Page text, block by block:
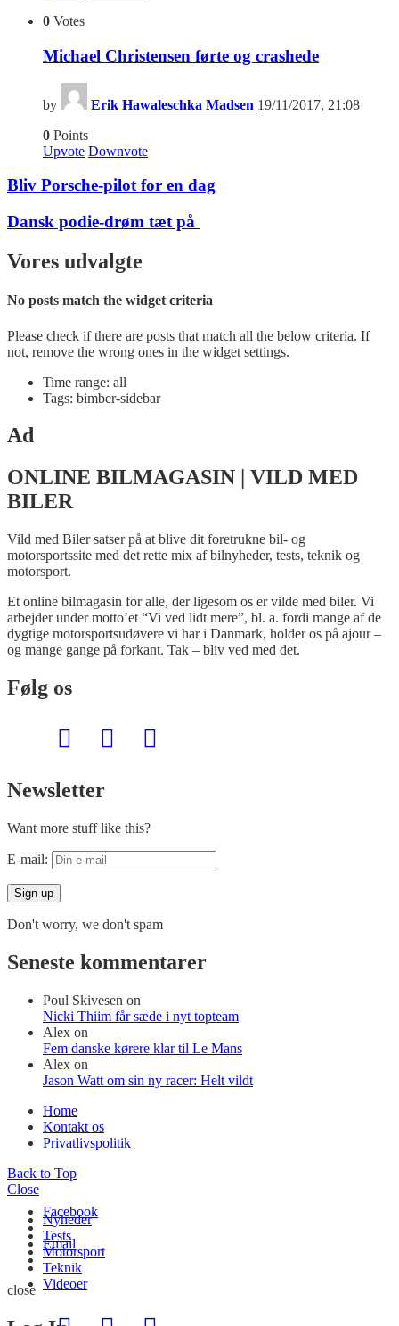
0 Votes
Michael Christensen førte og crashede
by Erik Hawaleschka Madsen 19/11/2017, 21:08
0 Points
Upvote Downvote
Bliv Porsche-pilot for en dag
Dansk podie-drøm tæt på
Vores udvalgte
No posts match the widget criteria
Please check if there are posts that match all the below criteria. If
not, remove the wrong ones in the widget settings.
Time range: all
Tags: bimber-sidebar
Ad
ONLINE BILMAGASIN | VILD MED
BILER
Vild med Biler satser på at blive dit foretrukne bil- og
motorsportssite med det rette mix af bilnyheder, tests, teknik og
motorsport.
Et online bilmagasin for alle, der ligesom os er vilde med biler. Vi
arbejder under motto’et “Vi ved lidt mere”, bl. a. fordi mange af de
dygtige motorsportsudøvere vi har i Danmark, holder os på ajour –
og mange gange på forkant. Tak – bliv ved med det.
Følg os
Newsletter
Want more stuff like this?
E-mail:
Don't worry, we don't spam
Seneste kommentarer
Poul Skivesen on
Nicki Thiim får sæde i nyt topteam
Alex on
Fem danske kørere klar til Le Mans
Alex on
Jason Watt om sin ny racer: Helt vildt
Home
Kontakt os
Privatlivspolitik
Back to Top
Close
Nyheder
Tests
Motorsport
Teknik
Videoer
Facebook
Email
close